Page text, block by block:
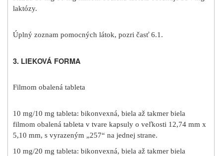
laktózy.
Úplný zoznam pomocných látok, pozri časť 6.1.
3. LIEKOVÁ FORMA
Filmom obalená tableta
10 mg/10 mg tableta: bikonvexná, biela až takmer biela
filmom obalená tableta v tvare kapsuly o veľkosti 12,74 mm x
5,10 mm, s vyrazeným „257“ na jednej strane.
10 mg/20 mg tableta: bikonvexná, biela až takmer biela